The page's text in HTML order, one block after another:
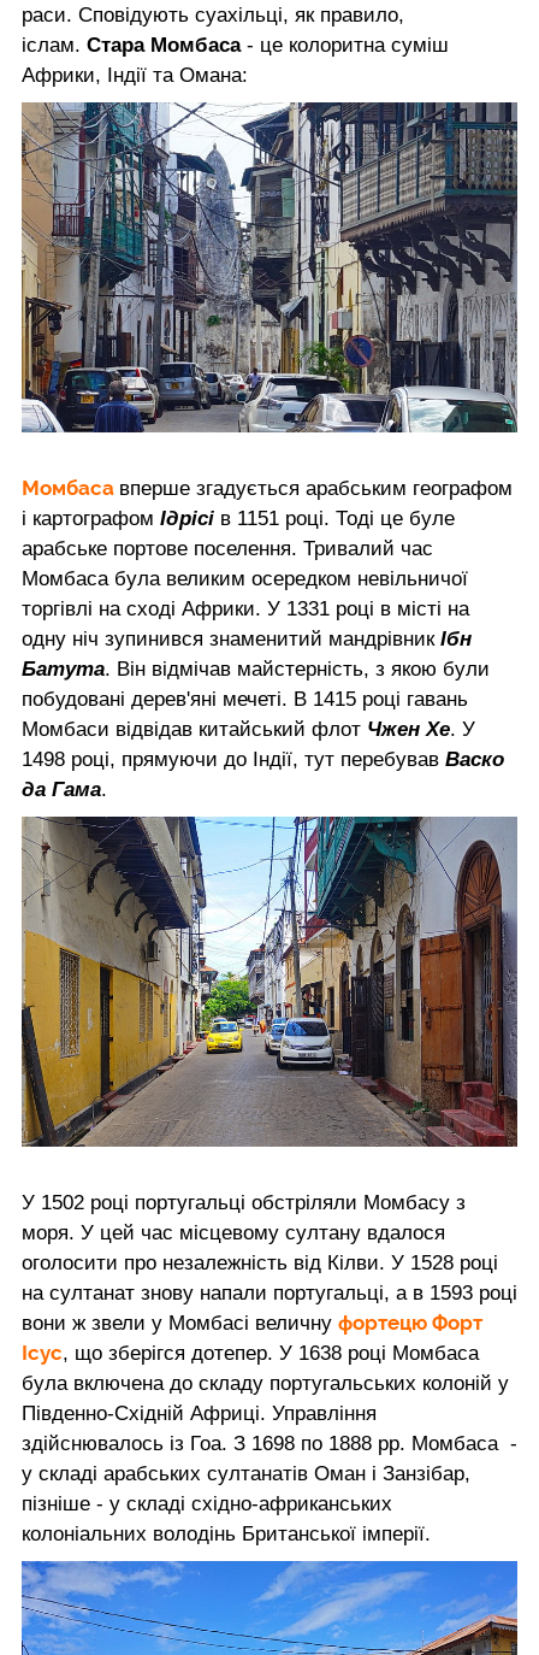
раси. Сповідують суахільці, як правило,
іслам. Стара Момбаса- це колоритна суміш
Африки, Індії та Омана:
Момбаса вперше згадується арабським географом
і картографом Ідрісі в 1151 році. Тоді це буле
арабське портове поселення. Тривалий час
Момбаса була великим осередком невільничої
торгівлі на сході Африки. У 1331 році в місті на
одну ніч зупинився знаменитий мандрівник Ібн
Батута. Він відмічав майстерність, з якою були
побудовані дерев'яні мечеті. В 1415 році гавань
Момбаси відвідав китайський флот Чжен Хе. У
1498 році, прямуючи до Індії, тут перебував Васко
да Гама.
У 1502 році португальці обстріляли Момбасу з
моря. У цей час місцевому султану вдалося
оголосити про незалежність від Кілви. У 1528 році
на султанат знову напали португальці, а в 1593 році
вони ж звели у Момбасі величну фортецю Форт
Ісус, що зберігся дотепер. У 1638 році Момбаса
була включена до складу португальських колоній у
Південно-Східній Африці. Управління
здійснювалось із Гоа. З 1698 по 1888 рр. Момбаса -
у складі арабських султанатів Оман і Занзібар,
пізніше - у складі східно-африканських
колоніальних володінь Британської імперії.